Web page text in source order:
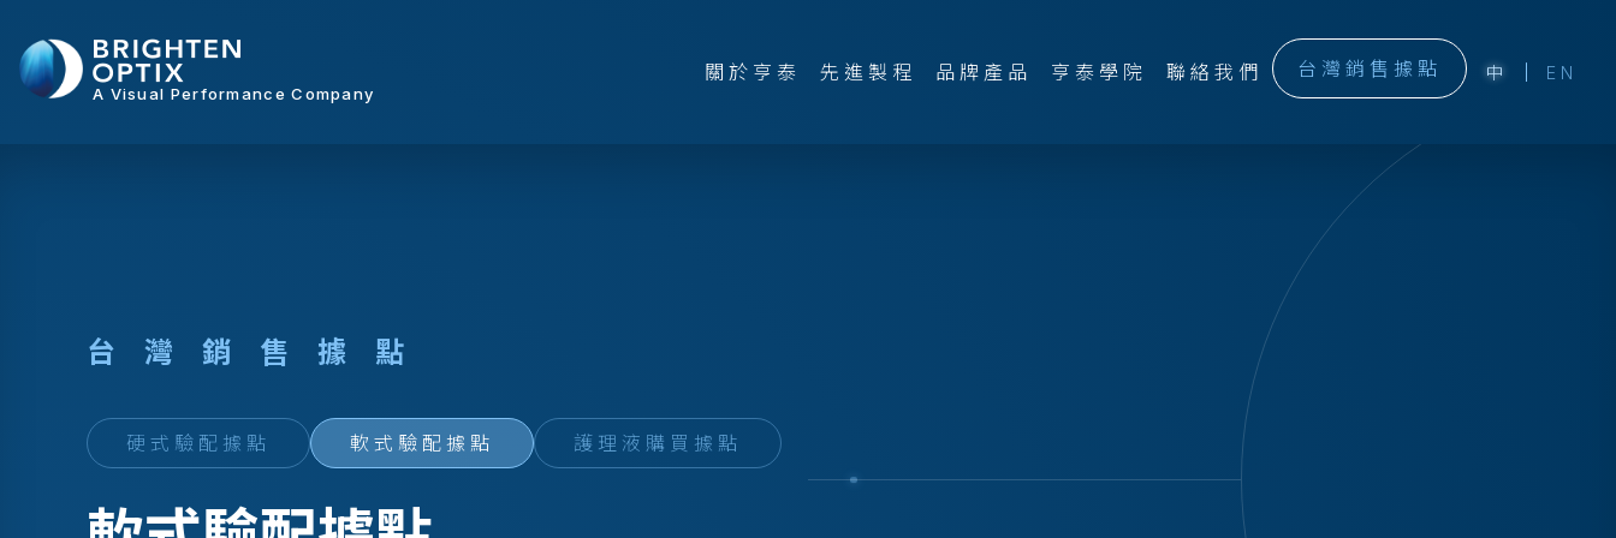
A Visual Performance Company
關於亨泰 先進製程 品牌產品 亨泰學院 聯絡我們 台灣銷售據點 中 EN
台 灣 銷 售 據 點
硬式驗配據點 軟式驗配據點 護理液購買據點